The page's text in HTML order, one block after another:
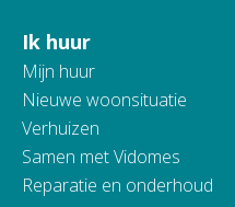
Contactinformatie
Ik huur
Mijn huur
Nieuwe woonsituatie
Verhuizen
Samen met Vidomes
Reparatie en onderhoud